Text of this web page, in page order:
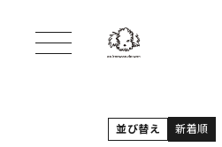
並び替え 新着順